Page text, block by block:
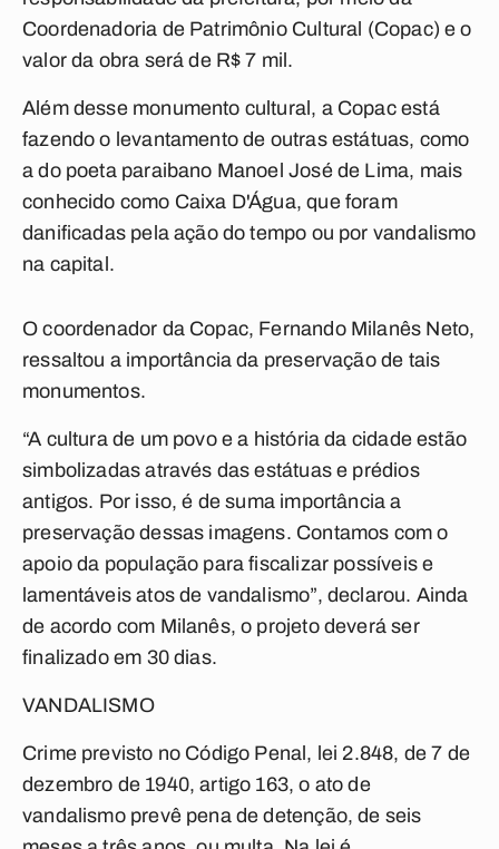
Coordenadoria de Patrimônio Cultural (Copac) e o
valor da obra será de R$ 7 mil.
Além desse monumento cultural, a Copac está
fazendo o levantamento de outras estátuas, como
a do poeta paraibano Manoel José de Lima, mais
conhecido como Caixa D'Água, que foram
danificadas pela ação do tempo ou por vandalismo
na capital.
O coordenador da Copac, Fernando Milanês Neto,
ressaltou a importância da preservação de tais
monumentos.
“A cultura de um povo e a história da cidade estão
simbolizadas através das estátuas e prédios
antigos. Por isso, é de suma importância a
preservação dessas imagens. Contamos com o
apoio da população para fiscalizar possíveis e
lamentáveis atos de vandalismo”, declarou. Ainda
de acordo com Milanês, o projeto deverá ser
finalizado em 30 dias.
VANDALISMO
Crime previsto no Código Penal, lei 2.848, de 7 de
dezembro de 1940, artigo 163, o ato de
vandalismo prevê pena de detenção, de seis